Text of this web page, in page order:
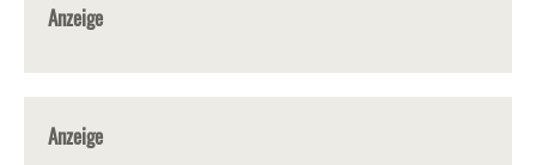
Anzeige
Anzeige